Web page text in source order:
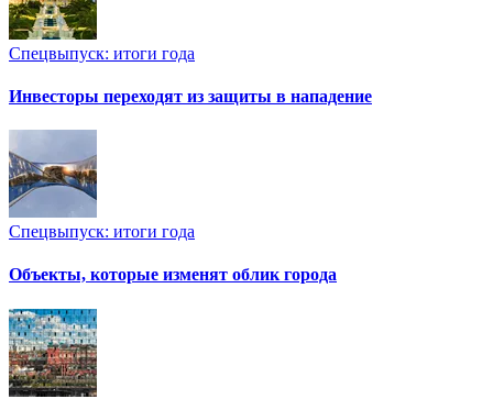
Спецвыпуск: итоги года
Инвесторы переходят из защиты в нападение
Спецвыпуск: итоги года
Объекты, которые изменят облик города